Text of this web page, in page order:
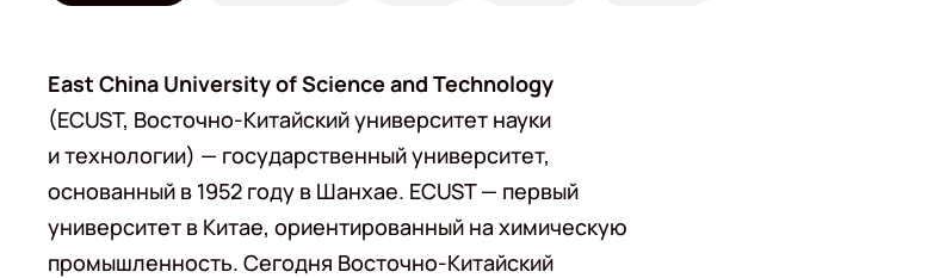
East China University of Science and Technology
(ECUST, Восточно-Китайский университет науки
и технологии) — государственный университет,
основанный в 1952 году в Шанхае. ECUST — первый
университет в Китае, ориентированный на химическую
промышленность. Сегодня Восточно-Китайский